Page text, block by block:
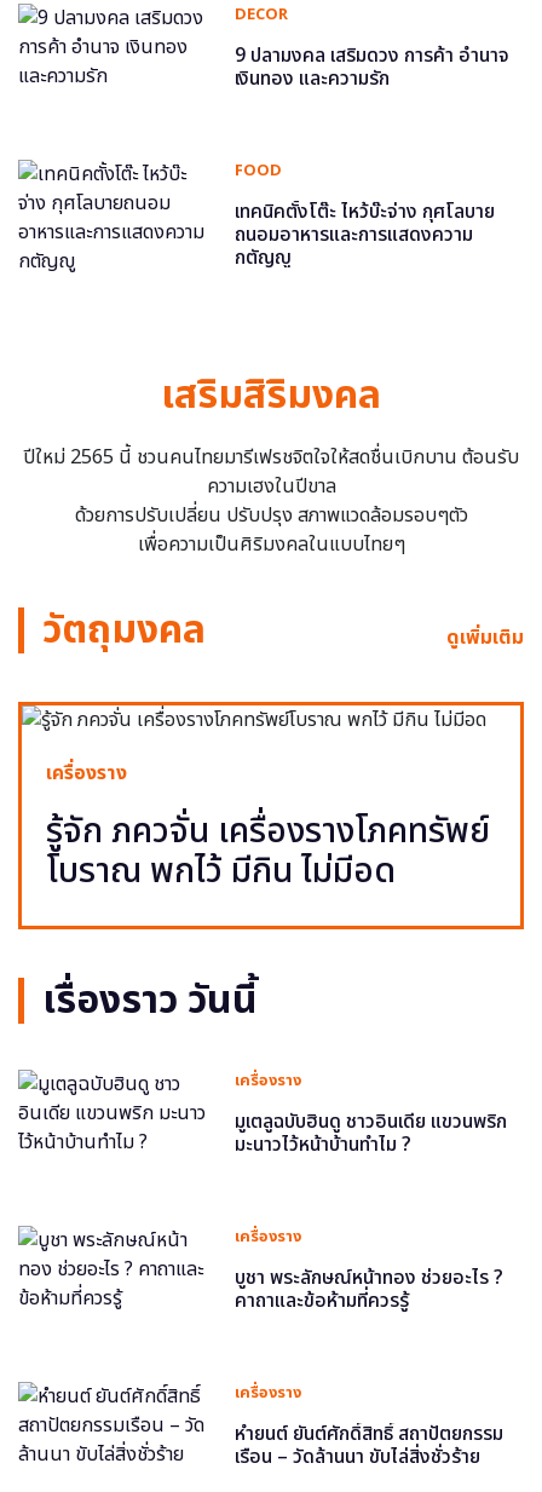
DECOR
9 ปลามงคล เสริมดวง การค้า อำนาจ
เงินทอง และความรัก
FOOD
เทคนิคตั้งโต๊ะ ไหว้บ๊ะจ่าง กุศโลบาย
ถนอมอาหารและการแสดงความ
กตัญญู
เสริมสิริมงคล
ปีใหม่ 2565 นี้ ชวนคนไทยมารีเฟรชจิตใจให้สดชื่นเบิกบาน ต้อนรับ
ความเฮงในปีขาล
ด้วยการปรับเปลี่ยน ปรับปรุง สภาพแวดล้อมรอบๆตัว
เพื่อความเป็นศิริมงคลในแบบไทยๆ
วัตถุมงคล ดูเพิ่มเติม
เครื่องราง
รู้จัก ภควจั่น เครื่องรางโภคทรัพย์
โบราณ พกไว้ มีกิน ไม่มีอด
เรื่องราว วันนี้
เครื่องราง
มูเตลูฉบับฮินดู ชาวอินเดีย แขวนพริก
มะนาวไว้หน้าบ้านทำไม ?
เครื่องราง
บูชา พระลักษณ์หน้าทอง ช่วยอะไร ?
คาถาและข้อห้ามที่ควรรู้
เครื่องราง
หำยนต์ ยันต์ศักดิ์สิทธิ์ สถาปัตยกรรม
เรือน – วัดล้านนา ขับไล่สิ่งชั่วร้าย